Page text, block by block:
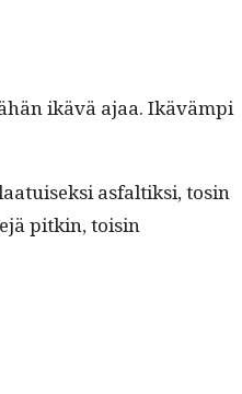
ikävä ajaa. Ikävämpi
asfaltik­si, tosin
pitkin, toisin